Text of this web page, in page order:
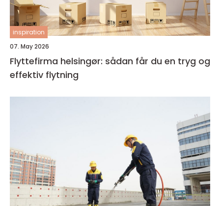
inspiration
07. May 2026
Flyttefirma helsingør: sådan får du en tryg og
effektiv flytning